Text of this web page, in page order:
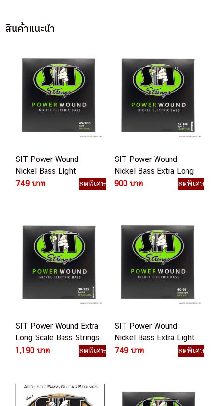
สินค้าแนะนำ
SIT Power Wound
Nickel Bass Light
NR45100L สายเบสไฟฟ้า
749 บาท ลดพิเศษ
SIT Power Wound
Nickel Bass Extra Long
Scale Light 5
900 บาท ลดพิเศษ
SIT Power Wound Extra
Long Scale Bass Strings
Light 6 NR630125XL
1,190 บาท ลดพิเศษ
SIT Power Wound
Nickel Bass Extra Light
NR4095L สายเบสไฟฟ้า
749 บาท ลดพิเศษ